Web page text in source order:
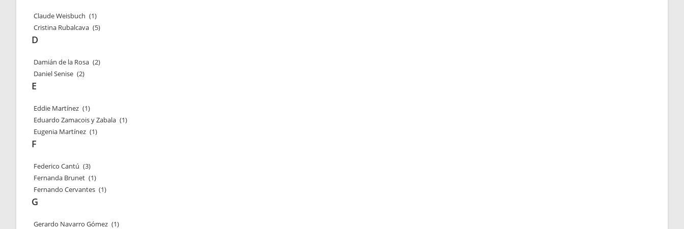
Claude Weisbuch (1)
Cristina Rubalcava (5)
D
Damián de la Rosa (2)
Daniel Senise (2)
E
Eddie Martínez (1)
Eduardo Zamacois y Zabala (1)
Eugenia Martínez (1)
F
Federico Cantú (3)
Fernanda Brunet (1)
Fernando Cervantes (1)
G
Gerardo Navarro Gómez (1)